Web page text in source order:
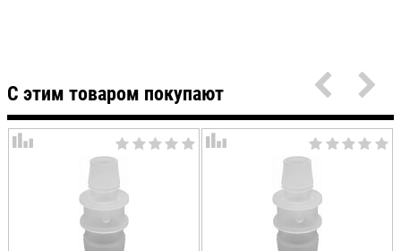
С этим товаром покупают